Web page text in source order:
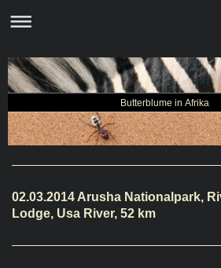
Butterblume in Afrika
02.03.2014 Arusha Nationalpark,
Lodge, Usa River, 52 km